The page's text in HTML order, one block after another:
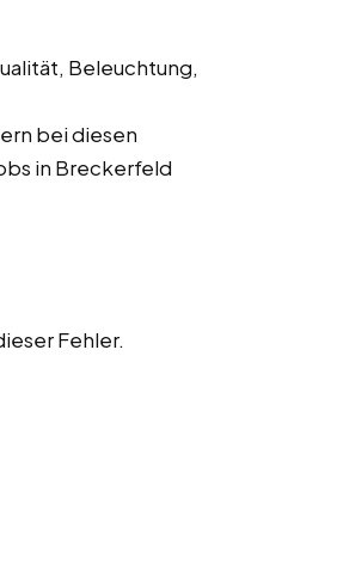
Beleuchtung,
bei diesen
in Breckerfeld
Fehler.